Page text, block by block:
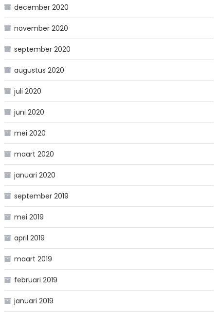
december 2020
november 2020
september 2020
augustus 2020
juli 2020
juni 2020
mei 2020
maart 2020
januari 2020
september 2019
mei 2019
april 2019
maart 2019
februari 2019
januari 2019